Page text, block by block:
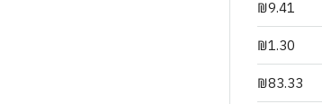
₪9.41
₪1.30
₪83.33